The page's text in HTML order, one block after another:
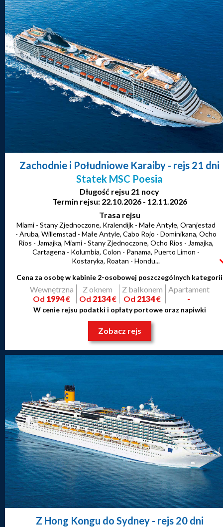
Zachodnie i Południowe Karaiby - rejs 21 dni
Statek MSC Poesia
Długość rejsu 21 nocy
Termin rejsu: 22.10.2026 - 12.11.2026
Trasa rejsu
Miami - Stany Zjednoczone, Kralendijk - Małe Antyle, Oranjestad
- Aruba, Willemstad - Małe Antyle, Cabo Rojo - Dominikana, Ocho
Rios - Jamajka, Miami - Stany Zjednoczone, Ocho Rios - Jamajka,
Cartagena - Kolumbia, Colon - Panama, Puerto Limon -
Kostaryka, Roatan - Hondu...
Cena za osobę w kabinie 2-osobowej poszczególnych kategorii
Wewnętrzna
Od 1994€
Z oknem
Od 2134€
Z balkonem
Od 2134€
Apartament
-
W cenie rejsu podatki i opłaty portowe oraz napiwki
Zobacz rejs
Z Hong Kongu do Sydney- rejs 20 dni